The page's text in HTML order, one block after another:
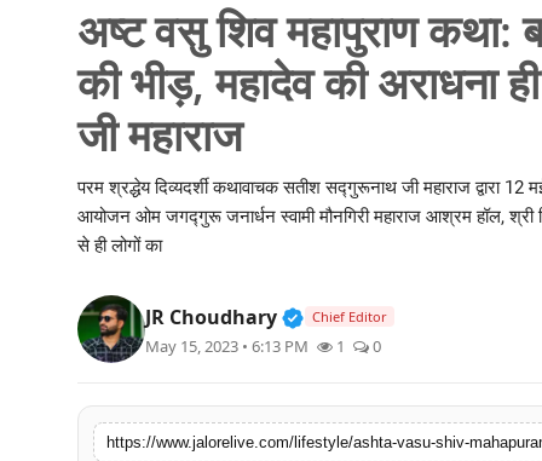
लाइफस्टाइल
अष्ट वसु शिव महापुराण कथा:
की भीड़, महादेव की अराधना
जी महाराज
परम श्रद्धेय दिव्यदर्शी कथावाचक सतीश सद्गुरूनाथ जी महाराज द्वारा
आयोजन ओम जगद्गुरू जनार्धन स्वामी मौनगिरी महाराज आश्रम हॉल, श्री
से ही लोगों का
JR Choudhary Verified Public Figure •
Chief Editor
May 15, 2023 • 6:13 PM 1 0
https://www.jalorelive.com/lifestyle/ashta-vasu-shiv-